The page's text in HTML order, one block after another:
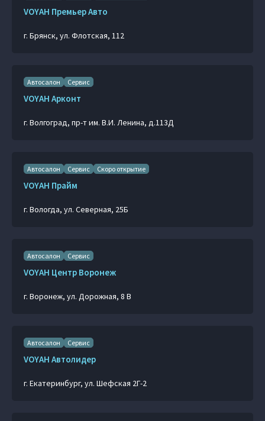
VOYAH Премьер Авто
г. Брянск, ул. Флотская, 112
Автосалон Сервис
VOYAH Арконт
г. Волгоград, пр-т им. В.И. Ленина, д.113Д
Автосалон Сервис Скоро открытие
VOYAH Прайм
г. Вологда, ул. Северная, 25Б
Автосалон Сервис
VOYAH Центр Воронеж
г. Воронеж, ул. Дорожная, 8 В
Автосалон Сервис
VOYAH Автолидер
г. Екатеринбург, ул. Шефская 2Г-2